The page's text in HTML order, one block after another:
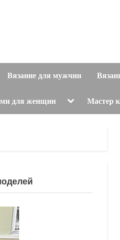
Вязание для мужчин
для женщин Toggle
menu
Мастер